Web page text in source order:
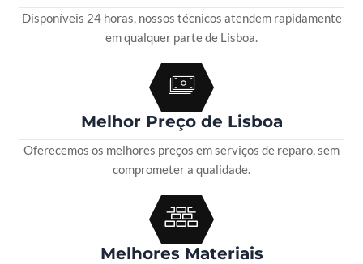
Disponíveis 24 horas, nossos técnicos atendem rapidamente
em qualquer parte de Lisboa.
Melhor Preço de Lisboa
Oferecemos os melhores preços em serviços de reparo, sem
comprometer a qualidade.
Melhores Materiais